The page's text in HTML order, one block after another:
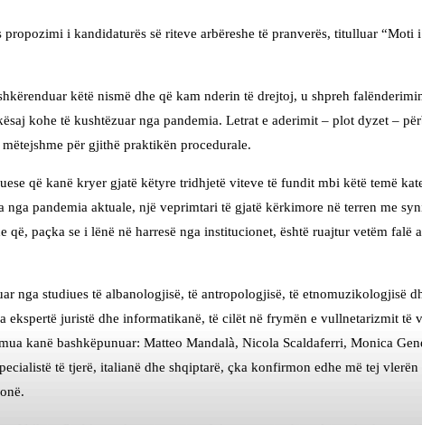
i kandidaturës së riteve arbëreshe të pranverës, titulluar
këtë nismë dhe që kam nderin të drejtoj, u shpreh
kohe të kushtëzuar nga pandemia. Letrat e aderimit – plot dyzet –
për gjithë praktikën procedurale.
që kanë kryer gjatë këtyre tridhjetë viteve të fundit mbi këtë temë
nga pandemia aktuale, një veprimtari të gjatë kërkimore në terren me
paçka se i lënë në harresë nga institucionet, është ruajtur vetëm
nga studiues të albanologjisë, të antropologjisë, të etnomuzikologjisë
ekspertë juristë dhe informatikanë, të cilët në frymën e vullnetarizmit
kanë bashkëpunuar: Matteo Mandalà, Nicola Scaldaferri, Monica
të tjerë, italianë dhe shqiptarë, çka konfirmon edhe më tej